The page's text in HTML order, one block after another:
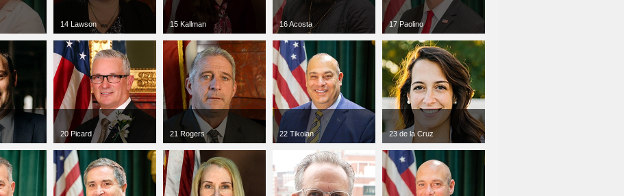
14 Lawson
jpg300 x 300
91 KB
15 Kallman
jpg300 x 300
49 KB
16 Acosta
jpg300 x 300
63 KB
17 Paolino
jpg300 x 300
59 KB
20 Picard
jpg300 x 300
113 KB
21 Rogers
jpg300 x 300
53 KB
22 Tikoian
300 x 300
23 de la Cruz
jpg300 x 300
95 KB